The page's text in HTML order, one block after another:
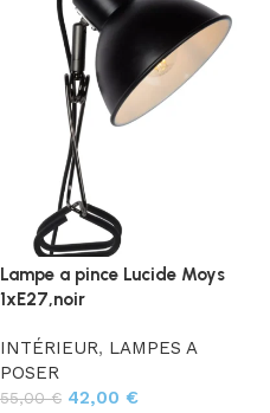
Lampe a pince Lucide Moys
1xE27,noir
INTÉRIEUR, LAMPES A
POSER
55,00€ 42,00 €